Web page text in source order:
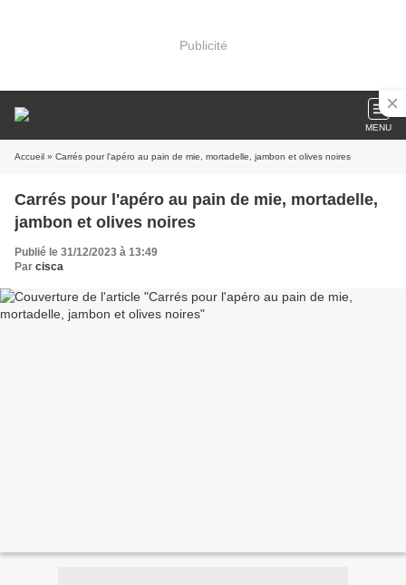
Publicité
MENU
Accueil » Carrés pour l'apéro au pain de mie, mortadelle, jambon et olives noires
Carrés pour l'apéro au pain de mie, mortadelle,
jambon et olives noires
Publié le 31/12/2023 à 13:49
Par cisca